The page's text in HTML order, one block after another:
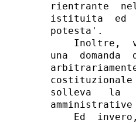
rientrante
istituita  ed
potesta'.
Inoltre,
una
solleva   la
Ed